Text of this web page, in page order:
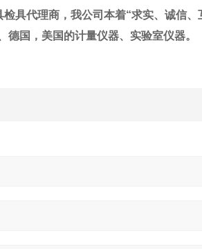
具代理商，我公司本着“求实、诚信
国，美国的计量仪器、实验室仪器。